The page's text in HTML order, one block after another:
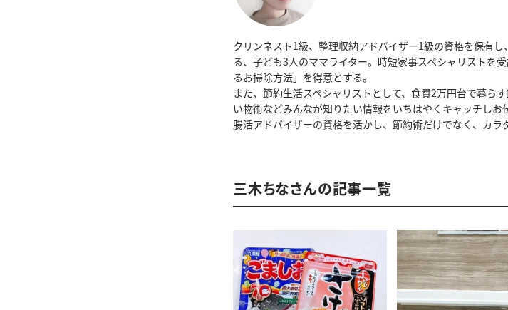
クリンネスト1級、整理収納アドバイザー1級の資格を保有
る、子ども3人のママライター。時短家事スペシャリストを
るお掃除方法」を得意とする。
また、節約生活スペシャリストとして、食費2万円台で暮ら
い物術などみんなが知りたい情報をいちはやくキャッチしお
腸活アドバイザーの資格を活かし、節約術だけでなく、カラ
三木ちなさんの記事一覧